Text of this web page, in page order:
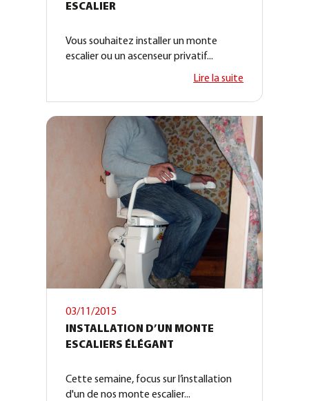
ESCALIER
Vous souhaitez installer un monte
escalier ou un ascenseur privatif...
Lire la suite
03/11/2015
INSTALLATION D’UN MONTE
ESCALIERS ÉLÉGANT
Cette semaine, focus sur l’installation
d'un de nos monte escalier...